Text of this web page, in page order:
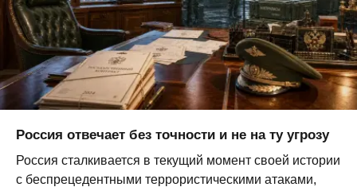
Россия отвечает без точности и не на ту угрозу
Россия сталкивается в текущий момент своей истории
с беспрецедентными террористическими атаками,